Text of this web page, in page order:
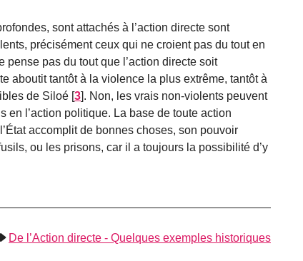
sont attachés à l’action directe sont
précisément ceux qui ne croient pas du tout en
pense pas du tout que l’action directe soit
aboutit tantôt à la violence la plus extrême, tantôt à
de Siloé [3]. Non, les vrais non-violents peuvent
en l’action politique. La base de toute action
accomplit de bonnes choses, son pouvoir
ou les prisons, car il a toujours la possibilité d’y
De l’Action directe - Quelques exemples historiques